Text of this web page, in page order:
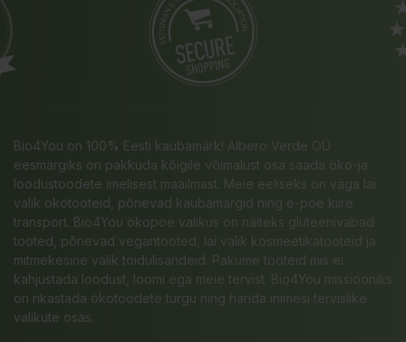
Bio4You on 100% Eesti kaubamärk! Albero Verde OÜ
eesmärgiks on pakkuda kõigile võimalust osa saada öko-ja
loodustoodete imelisest maailmast. Meie eeliseks on väga lai
valik ökotooteid, põnevad kaubamärgid ning e-poe kiire
transport. Bio4You ökopoe valikus on näiteks gluteenivabad
tooted, põnevad vegantooted, lai valik kosmeetikatooteid ja
mitmekesine valik toidulisandeid. Pakume tooteid mis ei
kahjustada loodust, loomi ega meie tervist. Bio4You missiooniks
on rikastada ökotoodete turgu ning harida inimesi tervislike
valikute osas.